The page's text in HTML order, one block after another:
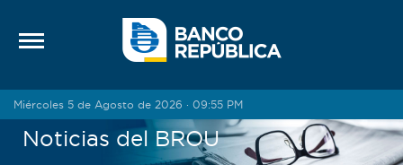
Miércoles 5 de Agosto de 2026 · 09:55 PM
Noticias del BROU